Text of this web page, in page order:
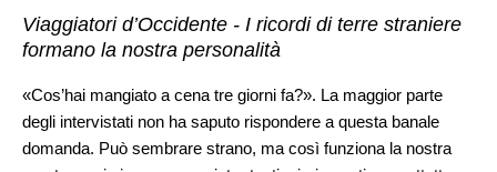
Viaggiatori d’Occidente - I ricordi di terre straniere
formano la nostra personalità
«Cos’hai mangiato a cena tre giorni fa?». La maggior parte
degli intervistati non ha saputo rispondere a questa banale
domanda. Può sembrare strano, ma così funziona la nostra